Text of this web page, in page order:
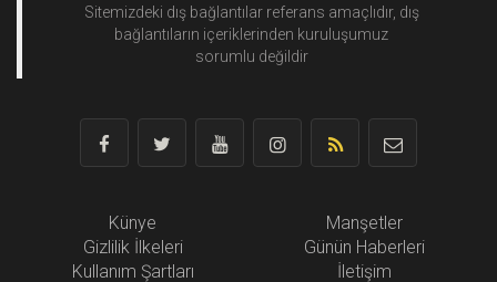
Sitemizdeki dış bağlantılar referans amaçlıdır, dış
bağlantıların içeriklerinden kuruluşumuz
sorumlu değildir
Künye
Gizlilik İlkeleri
Kullanım Şartları
Manşetler
Günün Haberleri
İletişim